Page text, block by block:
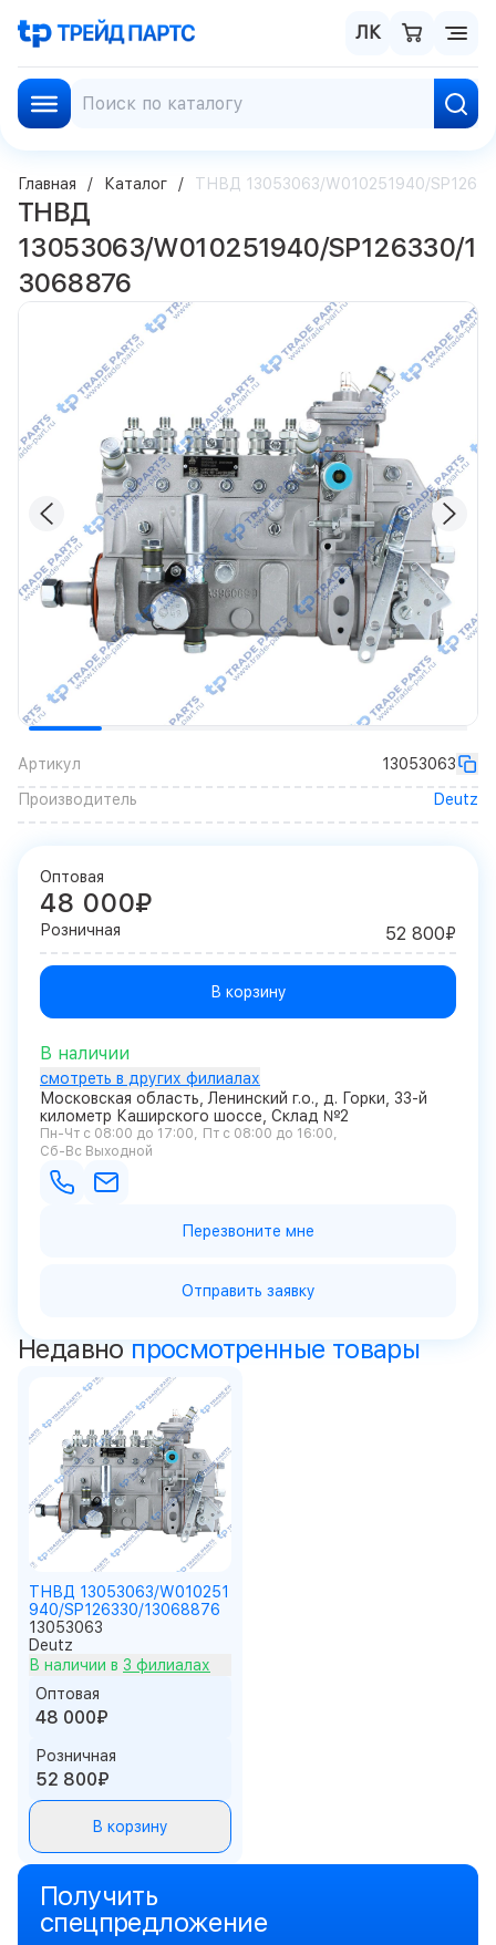
ЛК
Главная Каталог ТНВД 13053063/W010251940/
ТНВД
13053063/W010251940/SP126330/1
3068876
Артикул
13053063
Производитель
Deutz
Оптовая
48 000₽
Розничная 52 800₽
В корзину
В наличии
смотреть в других филиалах
Московская область, Ленинский г.о., д. Горки, 33-й
километр Каширского шоссе, Склад №2
Пн-Чт с 08:00 до 17:00
Пт с 08:00 до 16:00
Сб-Вс Выходной
Перезвоните мне
Отправить заявку
Недавно просмотренные товары
ТНВД 13053063/W010251
940/SP126330/13068876
13053063
Deutz
В наличии в 3 филиалах
Оптовая
48 000₽
Розничная
52 800₽
В корзину
Получить
спецпредложение